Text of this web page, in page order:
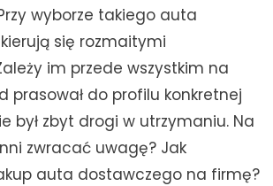
wyborze takiego auta
się rozmaitymi
im przede wszystkim na
prasował do profilu konkretnej
był zbyt drogi w utrzymaniu. Na
zwracać uwagę? Jak
auta dostawczego na firmę?